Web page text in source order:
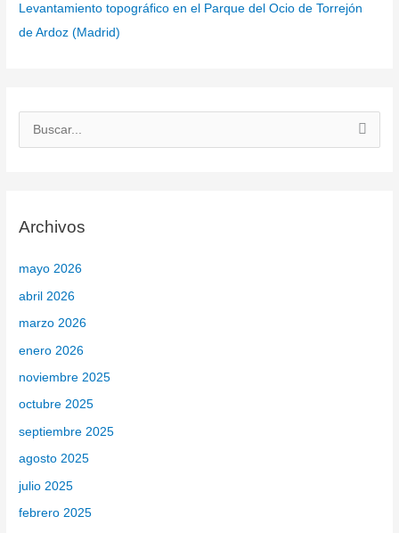
Levantamiento topográfico en el Parque del Ocio de Torrejón
de Ardoz (Madrid)
a
o
r
:
Archivos
mayo 2026
abril 2026
marzo 2026
enero 2026
noviembre 2025
octubre 2025
septiembre 2025
agosto 2025
julio 2025
febrero 2025